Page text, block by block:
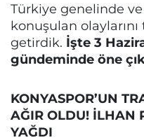
Türkiye genelinde
konuşulan
getirdik. İşte 3
gündeminde öne
KONYASPOR’UN
AĞIR OLDU! İLHAN
YAĞDI